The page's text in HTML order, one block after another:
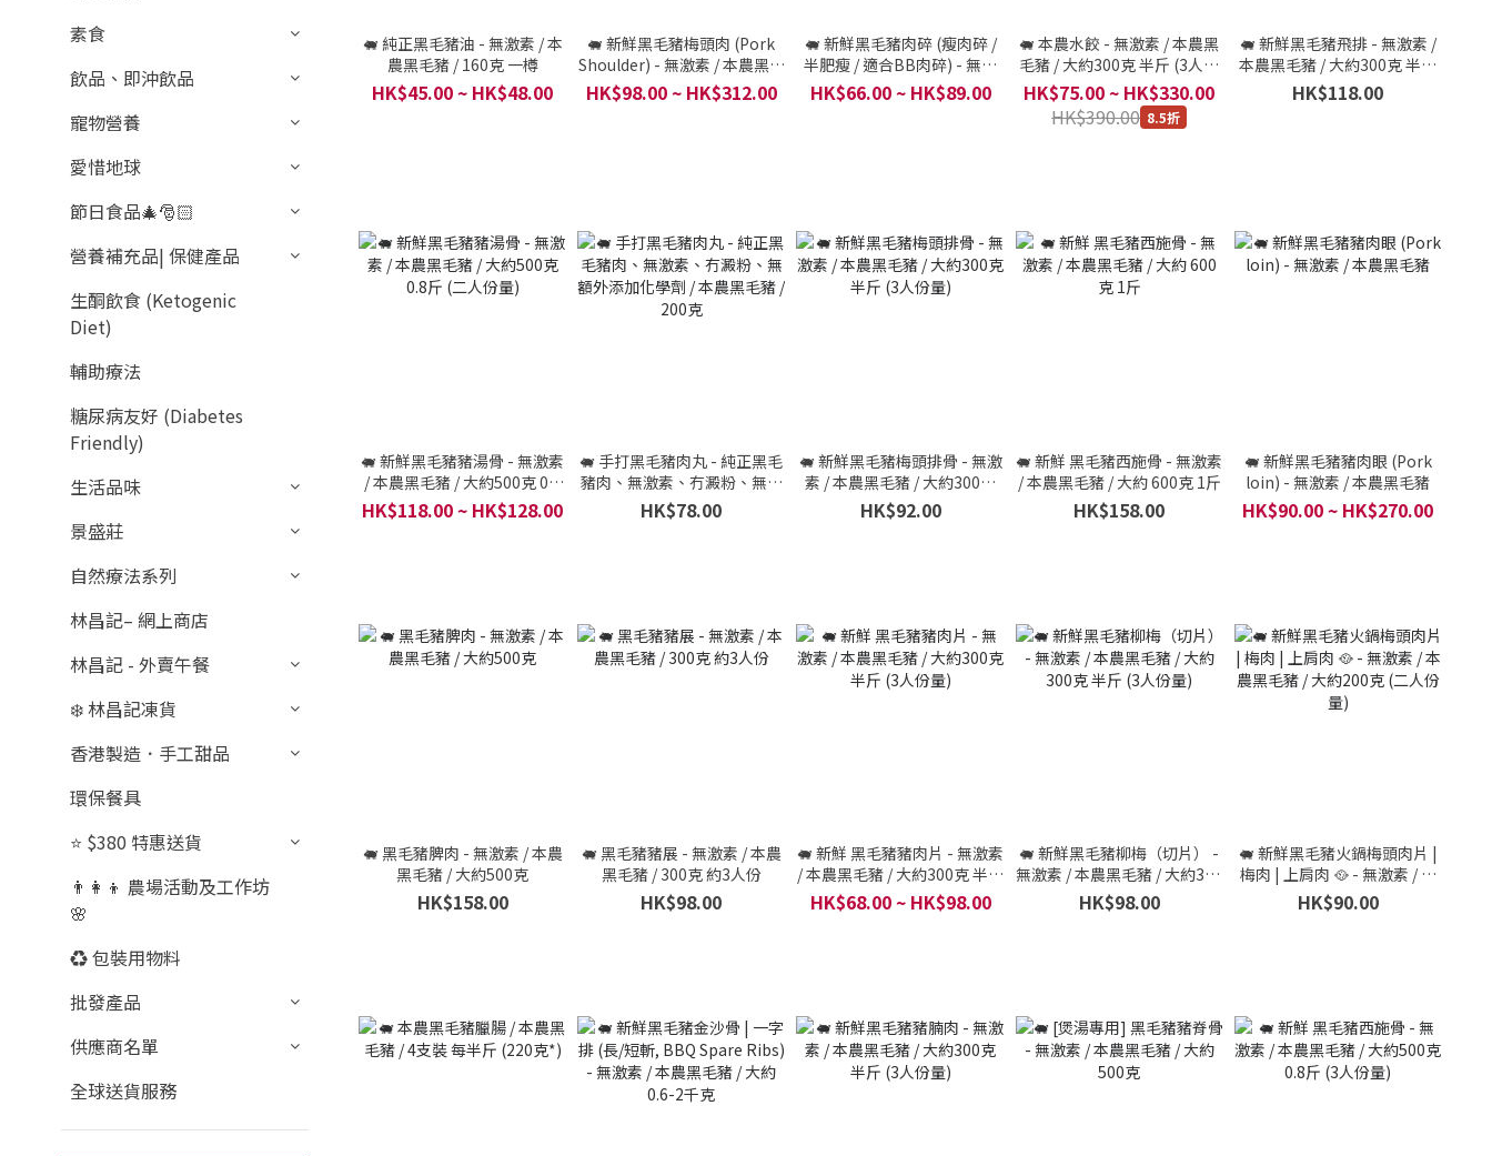
素食
飲品、即沖飲品
寵物營養
愛惜地球
節日食品🎄🎅🏻
營養補充品| 保健產品
生酮飲食 (Ketogenic
Diet)
輔助療法
糖尿病友好 (Diabetes
Friendly)
生活品味
景盛莊
自然療法系列
林昌記– 網上商店
林昌記 - 外賣午餐
❄️ 林昌記凍貨
香港製造．手工甜品
環保餐具
⭐ $380 特惠送貨
👨‍👩‍👦 農場活動及工作坊
🌸
♻️ 包裝用物料
批發產品
供應商名單
全球送貨服務
🐖 純正黑毛豬油 - 無激素 / 本
農黑毛豬 / 160克 一樽
HK$45.00 ~ HK$48.00
🐖 新鮮黑毛豬梅頭肉 (Pork
Shoulder) - 無激素 / 本農黑毛
豬 / 大約300克 半斤 (3人份量)
HK$98.00 ~ HK$312.00
🐖 新鮮黑毛豬肉碎 (瘦肉碎 /
半肥瘦 / 適合BB肉碎) - 無激
素 / 本農黑毛豬 / 大約200克
HK$66.00 ~ HK$89.00
🐖 本農水餃 - 無激素 / 本農黑
毛豬 / 大約300克 半斤 (3人份
量)
HK$75.00 ~ HK$330.00
HK$390.00 8.5折
🐖 新鮮黑毛豬飛排 - 無激素 /
本農黑毛豬 / 大約300克 半斤
(3人份量)
HK$118.00
🐖 新鮮黑毛豬豬湯骨 - 無激素
/ 本農黑毛豬 / 大約500克 0.8
斤 (二人份量)
HK$118.00 ~ HK$128.00
🐖 手打黑毛豬肉丸 - 純正黑毛
豬肉、無激素、冇澱粉、無額
外添加化學劑 / 本農黑毛豬 /
200克
HK$78.00
🐖 新鮮黑毛豬梅頭排骨 - 無激
素 / 本農黑毛豬 / 大約300克
半斤 (3人份量)
HK$92.00
🐖 新鮮 黑毛豬西施骨 - 無激素
/ 本農黑毛豬 / 大約 600克 1斤
HK$158.00
🐖 新鮮黑毛豬豬肉眼 (Pork
loin) - 無激素 / 本農黑毛豬
HK$90.00 ~ HK$270.00
🐖 黑毛豬脾肉 - 無激素 / 本農
黑毛豬 / 大約500克
HK$158.00
🐖 黑毛豬豬展 - 無激素 / 本農
黑毛豬 / 300克 約3人份
HK$98.00
🐖 新鮮 黑毛豬豬肉片 - 無激素
/ 本農黑毛豬 / 大約300克 半斤
(3人份量)
HK$68.00 ~ HK$98.00
🐖 新鮮黑毛豬柳梅（切片） -
無激素 / 本農黑毛豬 / 大約300
克 半斤 (3人份量)
HK$98.00
🐖 新鮮黑毛豬火鍋梅頭肉片 |
梅肉 | 上肩肉 🥘 - 無激素 / 本
農黑毛豬 / 大約200克 (二人份
量)
HK$90.00